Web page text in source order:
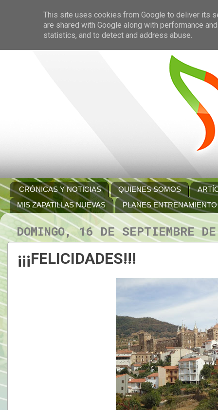
CRÓNICAS Y NOTICIAS QUIENES SOMOS
MIS ZAPATILLAS NUEVAS
PLANES ENTRENAMIENTO
DOMINGO, 16 DE SEPTIEMBRE
¡¡¡FELICIDADES!!!
This site uses cookies from Google to deliver its
are shared with Google along with performance
statistics, and to detect and address abuse.